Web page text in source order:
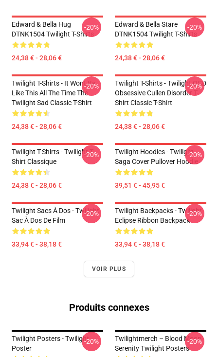
Edward & Bella Hug
DTNK1504 Twilight T-Shirts
24,38 € - 28,06 €
-20%
Edward & Bella Stare
DTNK1504 Twilight T-Shirts
24,38 € - 28,06 €
-20%
Twilight T-Shirts - It Wont Be
Like This All The Time The
Twilight Sad Classic T-Shirt
24,38 € - 28,06 €
-20%
Twilight T-Shirts - Twilight OCD
Obsessive Cullen Disorder T-
Shirt Classic T-Shirt
24,38 € - 28,06 €
-20%
Twilight T-Shirts - Twilight T-
Shirt Classique
24,38 € - 28,06 €
-20%
Twilight Hoodies - Twilight
Saga Cover Pullover Hoodie
39,51 € - 45,95 €
-20%
Twilight Sacs À Dos - Twilight
Sac À Dos De Film
33,94 € - 38,18 €
-20%
Twilight Backpacks - Twilight
Eclipse Ribbon Backpack
33,94 € - 38,18 €
-20%
VOIR PLUS
Produits connexes
Twilight Posters - Twilight
Poster
-20%
Twilightmerch – Blood Moon
Serenity Twilight Posters
-20%